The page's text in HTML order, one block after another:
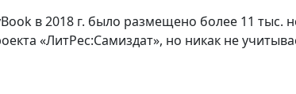
в 2018 г. было размещено более 11 тыс.
«ЛитРес:Самиздат», но никак не